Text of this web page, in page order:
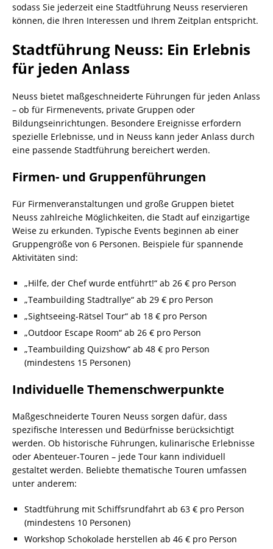
sodass Sie jederzeit eine Stadtführung Neuss reservieren
können, die Ihren Interessen und Ihrem Zeitplan entspricht.
Stadtführung Neuss: Ein Erlebnis
für jeden Anlass
Neuss bietet maßgeschneiderte Führungen für jeden Anlass
– ob für Firmenevents, private Gruppen oder
Bildungseinrichtungen. Besondere Ereignisse erfordern
spezielle Erlebnisse, und in Neuss kann jeder Anlass durch
eine passende Stadtführung bereichert werden.
Firmen- und Gruppenführungen
Für Firmenveranstaltungen und große Gruppen bietet
Neuss zahlreiche Möglichkeiten, die Stadt auf einzigartige
Weise zu erkunden. Typische Events beginnen ab einer
Gruppengröße von 6 Personen. Beispiele für spannende
Aktivitäten sind:
„Hilfe, der Chef wurde entführt!“ ab 26 € pro Person
„Teambuilding Stadtrallye“ ab 29 € pro Person
„Sightseeing-Rätsel Tour“ ab 18 € pro Person
„Outdoor Escape Room“ ab 26 € pro Person
„Teambuilding Quizshow“ ab 48 € pro Person
(mindestens 15 Personen)
Individuelle Themenschwerpunkte
Maßgeschneiderte Touren Neuss sorgen dafür, dass
spezifische Interessen und Bedürfnisse berücksichtigt
werden. Ob historische Führungen, kulinarische Erlebnisse
oder Abenteuer-Touren – jede Tour kann individuell
gestaltet werden. Beliebte thematische Touren umfassen
unter anderem:
Stadtführung mit Schiffsrundfahrt ab 63 € pro Person
(mindestens 10 Personen)
Workshop Schokolade herstellen ab 46 € pro Person